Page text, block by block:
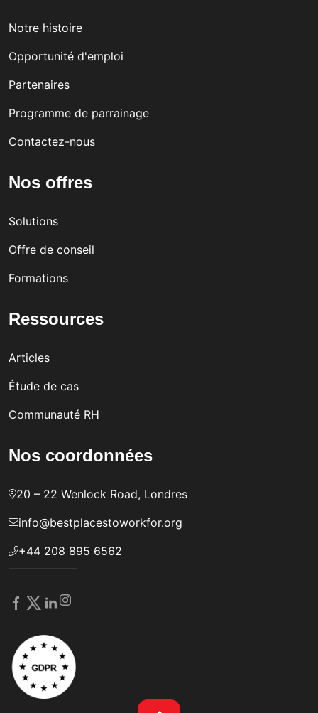
Notre histoire
Opportunité d'emploi
Partenaires
Programme de parrainage
Contactez-nous
Nos offres
Solutions
Offre de conseil
Formations
Ressources
Articles
Étude de cas
Communauté RH
Nos coordonnées
20 – 22 Wenlock Road, Londres
info@bestplacestoworkfor.org
+44 208 895 6562